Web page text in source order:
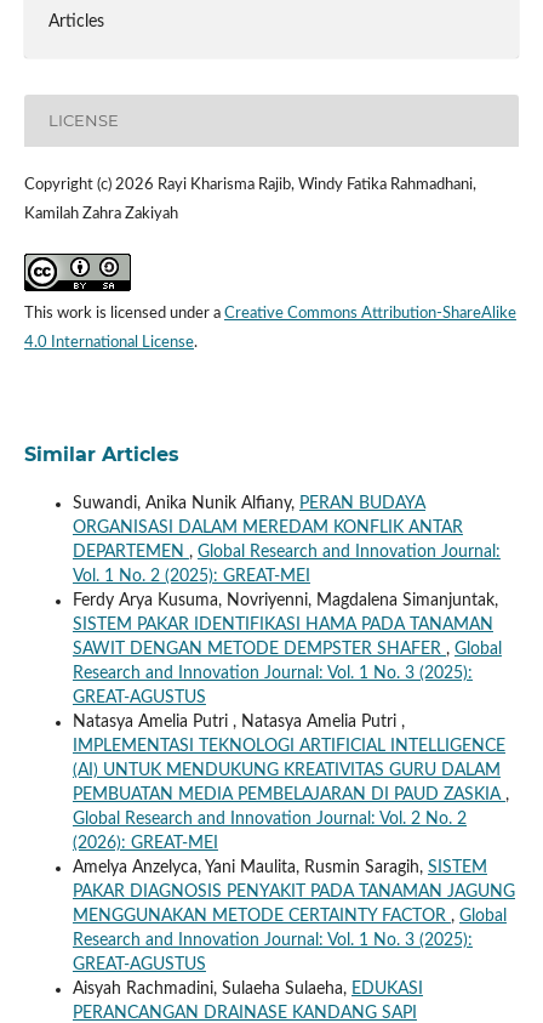
Articles
LICENSE
Copyright (c) 2026 Rayi Kharisma Rajib, Windy Fatika Rahmadhani,
Kamilah Zahra Zakiyah
This work is licensed under a Creative Commons Attribution-ShareAlike
4.0 International License.
Similar Articles
Suwandi, Anika Nunik Alfiany, PERAN BUDAYA
ORGANISASI DALAM MEREDAM KONFLIK ANTAR
DEPARTEMEN , Global Research and Innovation Journal:
Vol. 1 No. 2 (2025): GREAT-MEI
Ferdy Arya Kusuma, Novriyenni, Magdalena Simanjuntak,
SISTEM PAKAR IDENTIFIKASI HAMA PADA TANAMAN
SAWIT DENGAN METODE DEMPSTER SHAFER , Global
Research and Innovation Journal: Vol. 1 No. 3 (2025):
GREAT-AGUSTUS
Natasya Amelia Putri , Natasya Amelia Putri ,
IMPLEMENTASI TEKNOLOGI ARTIFICIAL INTELLIGENCE
(AI) UNTUK MENDUKUNG KREATIVITAS GURU DALAM
PEMBUATAN MEDIA PEMBELAJARAN DI PAUD ZASKIA ,
Global Research and Innovation Journal: Vol. 2 No. 2
(2026): GREAT-MEI
Amelya Anzelyca, Yani Maulita, Rusmin Saragih, SISTEM
PAKAR DIAGNOSIS PENYAKIT PADA TANAMAN JAGUNG
MENGGUNAKAN METODE CERTAINTY FACTOR , Global
Research and Innovation Journal: Vol. 1 No. 3 (2025):
GREAT-AGUSTUS
Aisyah Rachmadini, Sulaeha Sulaeha, EDUKASI
PERANCANGAN DRAINASE KANDANG SAPI